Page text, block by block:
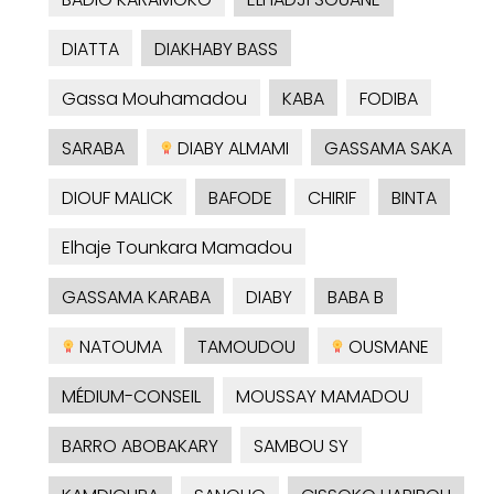
DIATTA
DIAKHABY BASS
Gassa Mouhamadou
KABA
FODIBA
SARABA
DIABY ALMAMI
GASSAMA SAKA
DIOUF MALICK
BAFODE CHIRIF
BINTA
Elhaje Tounkara Mamadou
GASSAMA KARABA
DIABY
BABA B
NATOUMA
TAMOUDOU
OUSMANE
MÉDIUM-CONSEIL
MOUSSAY MAMADOU
BARRO ABOBAKARY
SAMBOU SY